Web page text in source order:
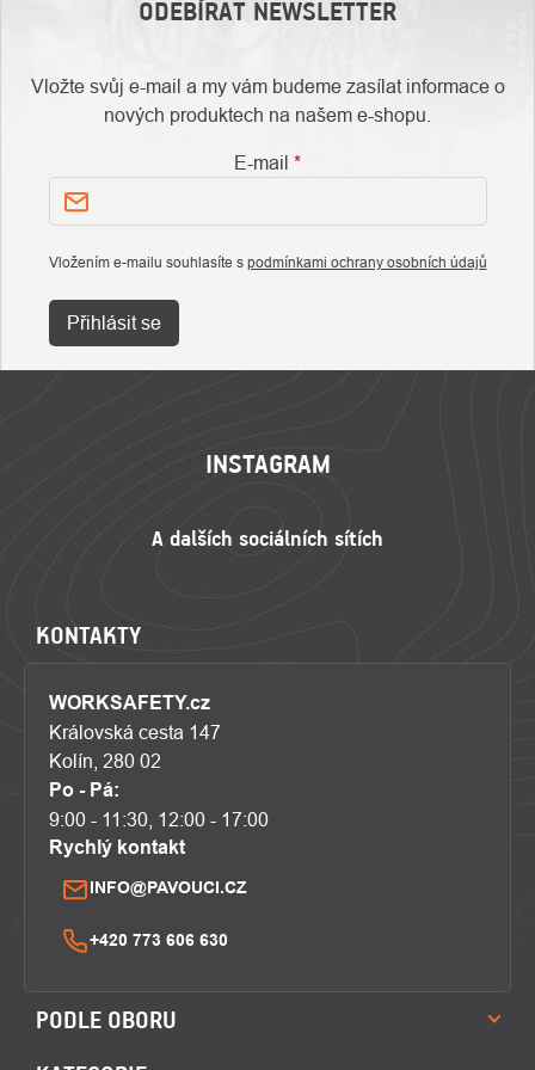
ODEBÍRAT NEWSLETTER
Vložte svůj e-mail a my vám budeme zasílat informace o
nových produktech na našem e-shopu.
E-mail
Vložením e-mailu souhlasíte s podmínkami ochrany osobních údajů
Přihlásit se
INSTAGRAM
KONTAKTY
WORKSAFETY.cz
Královská cesta 147
Kolín, 280 02
Po - Pá:
9:00 - 11:30, 12:00 - 17:00
Rychlý kontakt
INFO@PAVOUCI.CZ
+420 773 606 630
PODLE OBORU